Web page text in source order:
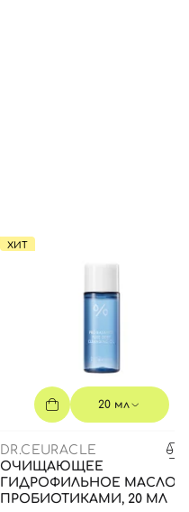
ХИТ
20 мл
DR.CEURACLE
ОЧИЩАЮЩЕЕ
ГИДРОФИЛЬНОЕ МАСЛО С
ПРОБИОТИКАМИ, 20 МЛ